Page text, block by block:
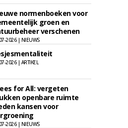
normenboeken voor
groen en
verschenen
2026 | NIEUWS
2026 | ARTIKEL
for All: vergeten
openbare ruimte
kansen voor
2026 | NIEUWS